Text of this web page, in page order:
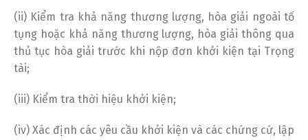
(ii) Kiểm tra khả năng thương lượng, hòa giải ngoài tố
tụng hoặc khả năng thương lượng, hòa giải thông qua
thủ tục hòa giải trước khi nộp đơn khởi kiện tại Trọng
tài;
(iii) Kiểm tra thời hiệu khởi kiện;
(iv) Xác định các yêu cầu khởi kiện và các chứng cứ, lập